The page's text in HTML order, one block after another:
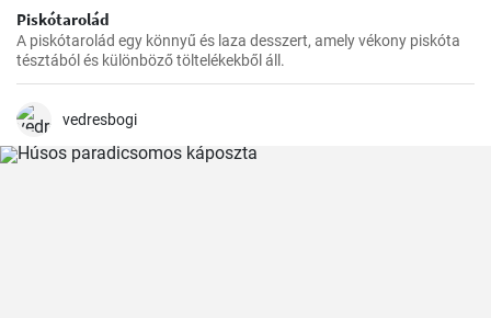
Piskótarolád
A piskótarolád egy könnyű és laza desszert, amely vékony piskóta
tésztából és különböző töltelékekből áll.
vedresbogi